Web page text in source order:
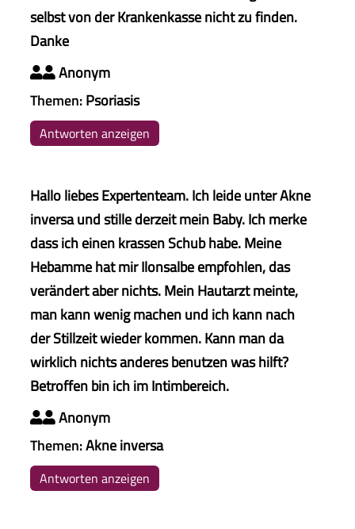
selbst von der Krankenkasse nicht zu finden.
Danke
 Anonym
Themen:Psoriasis
Antworten anzeigen
Hallo liebes Expertenteam. Ich leide unter Akne
inversa und stille derzeit mein Baby. Ich merke
dass ich einen krassen Schub habe. Meine
Hebamme hat mir Ilonsalbe empfohlen, das
verändert aber nichts. Mein Hautarzt meinte,
man kann wenig machen und ich kann nach
der Stillzeit wieder kommen. Kann man da
wirklich nichts anderes benutzen was hilft?
Betroffen bin ich im Intimbereich.
 Anonym
Themen:Akne inversa
Antworten anzeigen